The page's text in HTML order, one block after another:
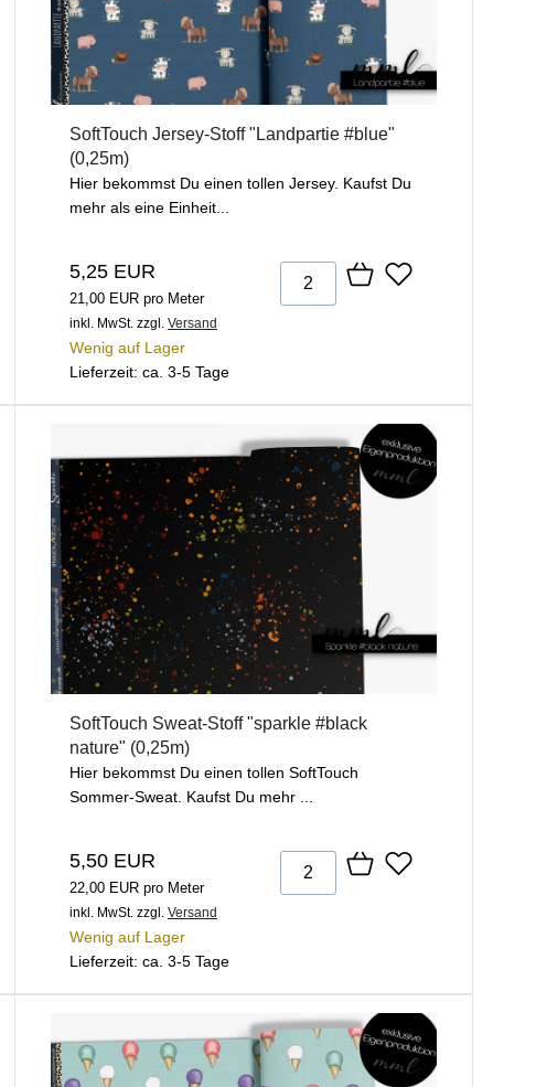
SoftTouch Jersey-Stoff "Landpartie #blue"
(0,25m)
Hier bekommst Du einen tollen Jersey. Kaufst Du
mehr als eine Einheit...
5,25 EUR
21,00 EUR pro Meter
inkl. MwSt. zzgl. Versand
Wenig auf Lager
Lieferzeit: ca. 3-5 Tage
SoftTouch Sweat-Stoff "sparkle #black
nature" (0,25m)
Hier bekommst Du einen tollen SoftTouch
Sommer-Sweat. Kaufst Du mehr ...
5,50 EUR
22,00 EUR pro Meter
inkl. MwSt. zzgl. Versand
Wenig auf Lager
Lieferzeit: ca. 3-5 Tage